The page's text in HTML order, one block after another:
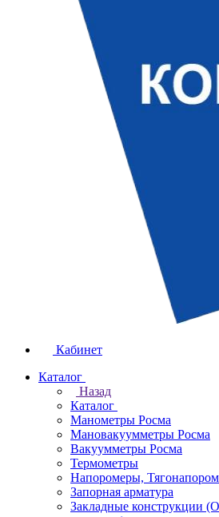
Кабинет
Каталог
Назад
Каталог
Манометры Росма
Мановакуумметры Росма
Вакуумметры Росма
Термометры
Напоромеры,
Запорная арматура
Закладные конструкции